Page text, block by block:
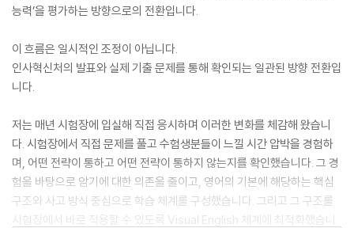
능력’을 평가하는 방향으로의 전환입니다.
이 흐름은 일시적인 조정이 아닙니다.
인사혁신처의 발표와 실제 기출 문제를 통해 확인되는 일관된 방향 전환입
니다.
저는 매년 시험장에 입실해 직접 응시하며 이러한 변화를 체감해 왔습니
다. 시험장에서 직접 문제를 풀고 수험생분들이 느낄 시간 압박을 경험하
며, 어떤 전략이 통하고 어떤 전략이 통하지 않는지를 확인했습니다. 그 경
험을 바탕으로 암기에 대한 의존을 줄이고, 영어의 기본에 해당하는 핵심
구조와 사고 방식 중심으로 학습 체계를 구성했습니다. 그리고 그 구조를
시험장에서 바로 적용할 수 있도록 Visual English 체계에 최적화했습니